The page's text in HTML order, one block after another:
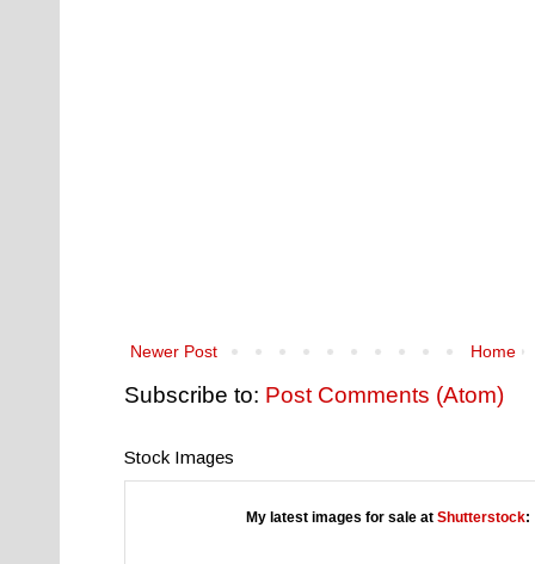
Newer Post Home
Subscribe to: Post Comments (Atom)
Stock Images
My latest images for sale at Shutterstock: